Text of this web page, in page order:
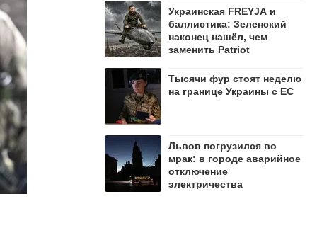
Украинская FREYJA и
баллистика: Зеленский
наконец нашёл, чем
заменить Patriot
Тысячи фур стоят неделю
на границе Украины с ЕС
Львов погрузился во
мрак: в городе аварийное
отключение
электричества